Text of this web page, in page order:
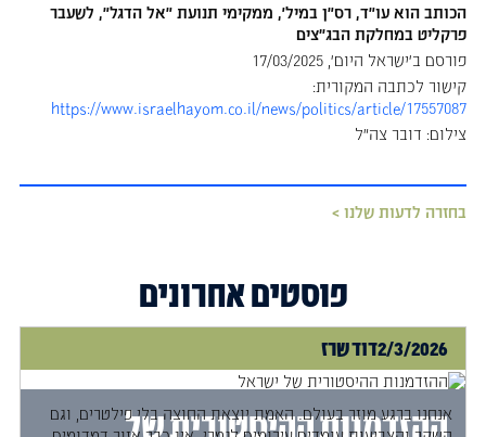
הכותב הוא עו"ד, רס"ן במיל', ממקימי תנועת "אל הדגל", לשעבר
פרקליט במחלקת הבג״צים
פורסם ב'ישראל היום', 17/03/2025
קישור לכתבה המקורית:
https://www.israelhayom.co.il/news/politics/article/17557087
צילום: דובר צה"ל
בחזרה לדעות שלנו >
פוסטים אחרונים
2/3/2026דוד שרז
ההזדמנות ההיסטורית של
אנחנו ברגע מוזר בעולם. האמת יוצאת החוצה בלי פילטרים, וגם